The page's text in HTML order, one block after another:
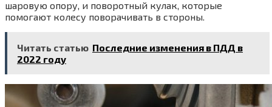
шаровую опору, и поворотный кулак, которые
помогают колесу поворачивать в стороны.
Читать статью Последние изменения в ПДД в
2022 году